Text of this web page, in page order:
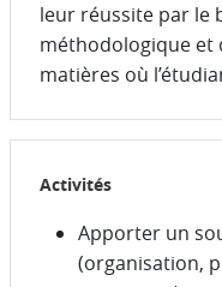
leur réussite par le
méthodologique et
matières où
Activités
Apporter un
(organisation,